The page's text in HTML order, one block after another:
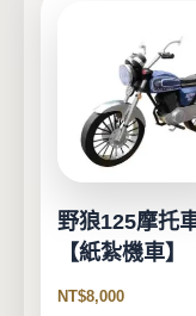
野狼125摩托
【紙紮機車】
NT$8,000